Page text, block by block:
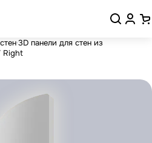
3D панели для стен из
Right